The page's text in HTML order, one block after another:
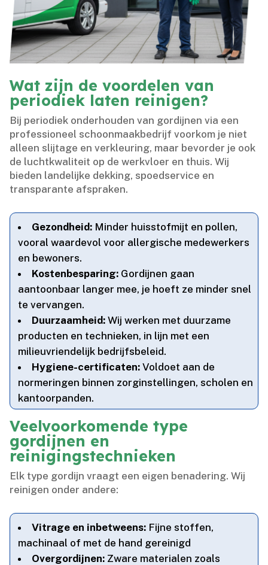
Wat zijn de voordelen van
periodiek laten reinigen?
Bij periodiek onderhouden van gordijnen via een
professioneel schoonmaakbedrijf voorkom je niet
alleen slijtage en verkleuring, maar bevorder je ook
de luchtkwaliteit op de werkvloer en thuis.​ Wij
bieden landelijke dekking, spoedservice en
transparante afspraken.​
Gezondheid: Minder huisstofmijt en pollen,
vooral waardevol voor allergische medewerkers
en bewoners.​
Kostenbesparing: Gordijnen gaan
aantoonbaar langer mee, je hoeft ze minder snel
te vervangen.​
Duurzaamheid: Wij werken met duurzame
producten en technieken, in lijn met een
milieuvriendelijk bedrijfsbeleid.​
Hygiene-certificaten: Voldoet aan de
normeringen binnen zorginstellingen, scholen en
kantoorpanden.​
Veelvoorkomende type
gordijnen en
reinigingstechnieken
Elk type gordijn vraagt een eigen benadering.​ Wij
reinigen onder andere:
Vitrage en inbetweens: Fijne stoffen,
machinaal of met de hand gereinigd
Overgordijnen: Zware materialen zoals